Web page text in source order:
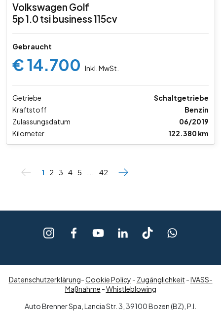
Volkswagen Golf
5p 1.0 tsi business 115cv
Gebraucht
€ 14.700 Inkl. MwSt.
Getriebe
Schaltgetriebe
Kraftstoff
Benzin
Zulassungsdatum
06/2019
Kilometer
122.380 km
1 2 3 4 5 42
Datenschutzerklärung-Cookie Policy - Zugänglichkeit -IVASS-
Maßnahme -Whistleblowing
Auto Brenner Spa, Lancia Str. 3, 39100 Bozen (BZ), P.I.